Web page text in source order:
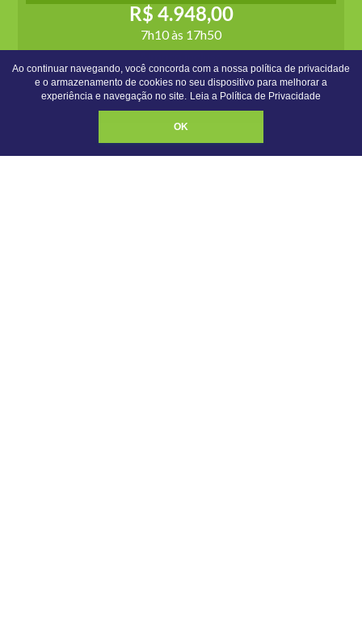
Ao continuar navegando, você concorda com a nossa política de privacidade
e o armazenamento de cookies no seu dispositivo para melhorar a
experiência e navegação no site. Leia a Política de Privacidade
OK
R$ 4.948,00
7h10 às 17h50